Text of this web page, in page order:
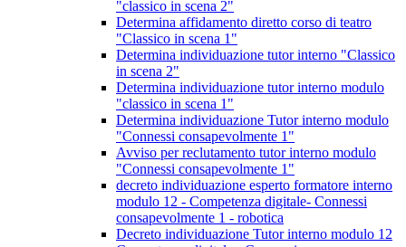
"classico in scena 2"
Determina affidamento diretto corso di teatro
"Classico in scena 1"
Determina individuazione tutor interno "Classico
in scena 2"
Determina individuazione tutor interno modulo
"classico in scena 1"
Determina individuazione Tutor interno modulo
"Connessi consapevolmente 1"
Avviso per reclutamento tutor interno modulo
"Connessi consapevolmente 1"
decreto individuazione esperto formatore interno
modulo 12 - Competenza digitale- Connessi
consapevolmente 1 - robotica
Decreto individuazione Tutor interno modulo 12